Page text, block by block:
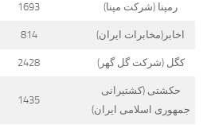
رمپنا (شرکت مپنا) 1693
اخابر(مخابرات ایران) 814
کگل (شرکت گل گهر) 2428
حکشتی‌ (کشتیرانی
جمهوری اسلامی ایران)
1435